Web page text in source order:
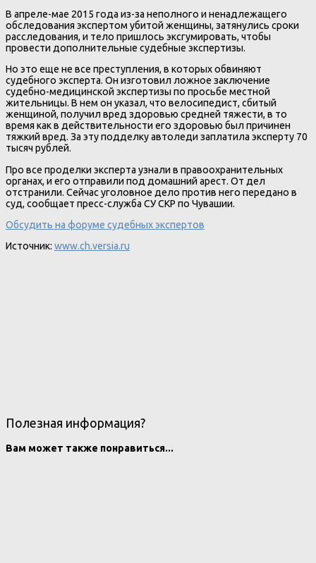
В апреле-мае 2015 года из-за неполного и ненадлежащего
обследования экспертом убитой женщины, затянулись сроки
расследования, и тело пришлось эксгумировать, чтобы
провести дополнительные судебные экспертизы.
Но это еще не все преступления, в которых обвиняют
судебного эксперта. Он изготовил ложное заключение
судебно-медицинской экспертизы по просьбе местной
жительницы. В нем он указал, что велосипедист, сбитый
женщиной, получил вред здоровью средней тяжести, в то
время как в действительности его здоровью был причинен
тяжкий вред. За эту подделку автоледи заплатила эксперту 70
тысяч рублей.
Про все проделки эксперта узнали в правоохранительных
органах, и его отправили под домашний арест. От дел
отстранили. Сейчас уголовное дело против него передано в
суд, сообщает пресс-служба СУ СКР по Чувашии.
Обсудить на форуме судебных экспертов
Источник: www.ch.versia.ru
Полезная информация?
Вам может также понравиться...